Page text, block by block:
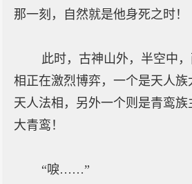
那一刻，自然就是他身死之时！
此时，古神山外，半空中，
相正在激烈博弈，一个是天人族
天人法相，另外一个则是青鸾
大青鸾！
“唳……”